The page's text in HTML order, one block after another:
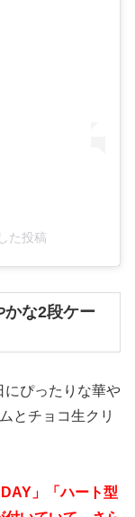
た投稿
かな2段ケー
にぴったりな華や
とチョコ生クリ
」「ハート型